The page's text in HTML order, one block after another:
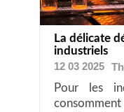
La délicate
industriels
12 03 2025
Pour les